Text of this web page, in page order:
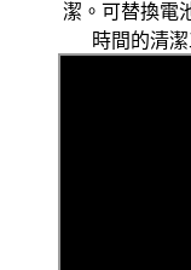
潔。可替換電
時間的清